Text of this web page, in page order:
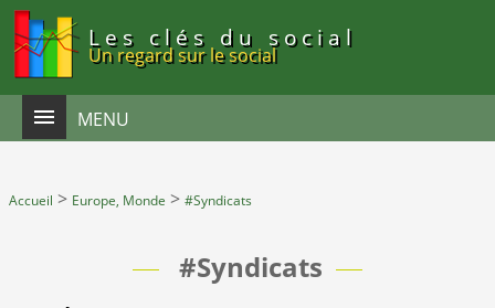
Les clés du social
Un regard sur le social
MENU
Accueil > Europe, Monde > #Syndicats
#Syndicats
Panneau de gestion des cookies